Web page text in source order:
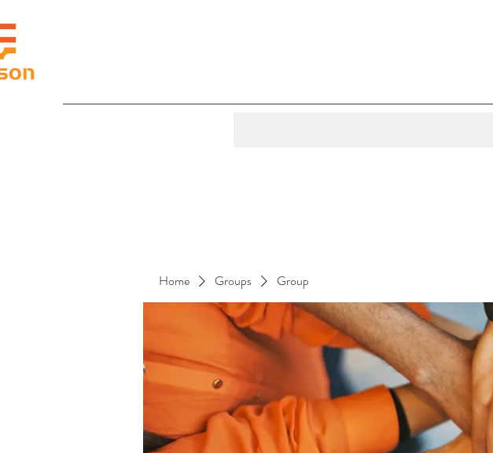
Home Groups Group